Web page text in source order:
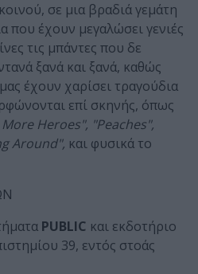
σε μια βραδιά γεμάτη
που έχουν μεγαλώσει γενιές
τις μπάντες που δε
ξανά και ξανά, καθώς
έχουν χαρίσει τραγούδια
επί σκηνής, όπως
Heroes", "Peaches",
Around", και φυσικά το
PUBLIC και εκδοτήριο
39, εντός στοάς